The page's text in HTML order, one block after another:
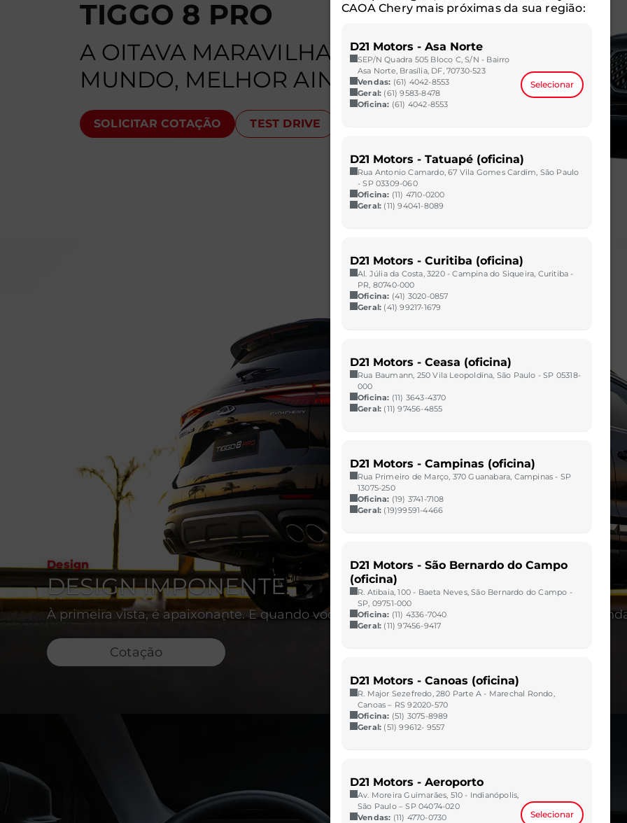
TIGGO 8 PRO
A OITAVA MARAVILHA DO
MUNDO, MELHOR AINDA.
SOLICITAR COTAÇÃO TEST DRIVE
Design
DESIGN IMPONENTE.
À primeira vista, é apaixonante. E quando você começa a reparar nos detalhes, ele fica
Cotação
CAOA Chery mais próximas da sua região:
D21 Motors - Asa Norte
SEP/N Quadra 505 Bloco C, S/N - Bairro
Asa Norte, Brasília, DF, 70730-523
Vendas: (61) 4042-8553
Geral: (61) 9583-8478
Oficina: (61) 4042-8553
Selecionar
D21 Motors - Tatuapé (oficina)
Rua Antonio Camardo, 67 Vila Gomes Cardim, São Paulo
- SP 03309-060
Oficina: (11) 4710-0200
Geral: (11) 94041-8089
D21 Motors - Curitiba (oficina)
Al. Júlia da Costa, 3220 - Campina do Siqueira, Curitiba -
PR, 80740-000
Oficina: (41) 3020-0857
Geral: (41) 99217-1679
D21 Motors - Ceasa (oficina)
Rua Baumann, 250 Vila Leopoldina, São Paulo - SP 05318-
000
Oficina: (11) 3643-4370
Geral: (11) 97456-4855
D21 Motors - Campinas (oficina)
Rua Primeiro de Março, 370 Guanabara, Campinas - SP
13075-250
Oficina: (19) 3741-7108
Geral: (19)99591-4466
D21 Motors - São Bernardo do Campo
(oficina)
R. Atibaia, 100 - Baeta Neves, São Bernardo do Campo -
SP, 09751-000
Oficina: (11) 4336-7040
Geral: (11) 97456-9417
D21 Motors - Canoas (oficina)
R. Major Sezefredo, 280 Parte A - Marechal Rondo,
Canoas – RS 92020-570
Oficina: (51) 3075-8989
Geral: (51) 99612- 9557
D21 Motors - Aeroporto
Av. Moreira Guimarães, 510 - Indianópolis,
São Paulo – SP 04074-020
Vendas: (11) 4770-0730
Selecionar